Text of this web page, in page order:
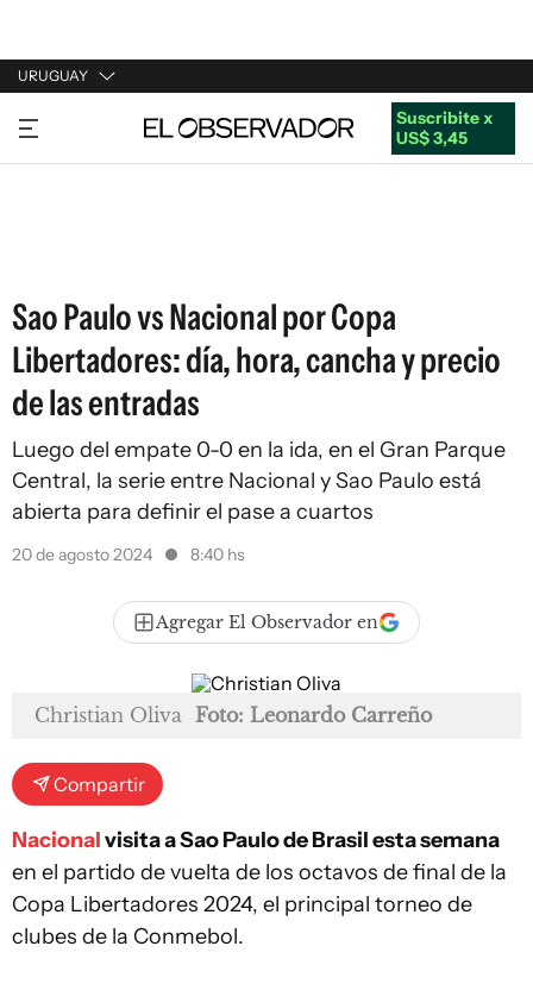
URUGUAY
URUGUAY
ARGENTINA
Suscribite x
US$ 3,45
Sao Paulo vs Nacional por Copa
Libertadores: día, hora, cancha y precio
de las entradas
Luego del empate 0-0 en la ida, en el Gran Parque
Central, la serie entre Nacional y Sao Paulo está
abierta para definir el pase a cuartos
20 de agosto 2024 8:40 hs
Agregar El Observador en
Christian Oliva Foto: Leonardo Carreño
Compartir
Nacionalvisita a Sao Paulo de Brasil esta semana
en el partido de vuelta de los octavos de final de la
Copa Libertadores 2024, el principal torneo de
clubes de la Conmebol.